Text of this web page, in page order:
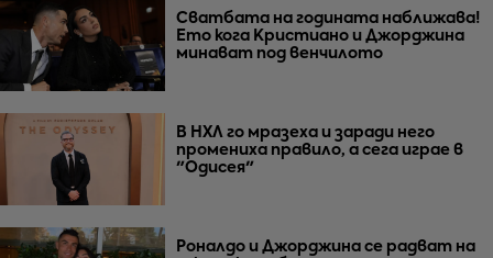
Сватбата на годината наближава!
Ето кога Кристиано и Джорджина
минават под венчилото
В НХЛ го мразеха и заради него
промениха правило, а сега играе в
"Одисея"
Роналдо и Джорджина се радват на